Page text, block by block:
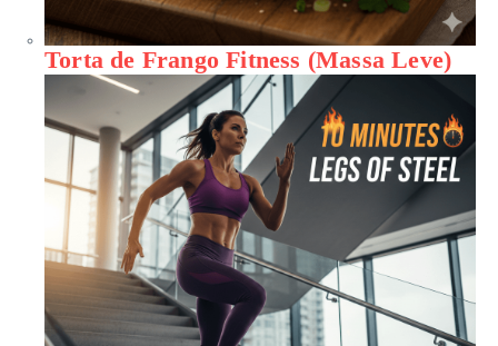
Torta de Frango Fitness (Massa Leve)